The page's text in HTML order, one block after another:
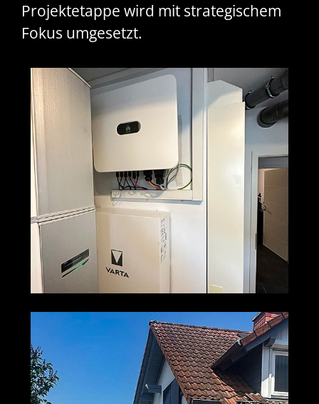
Projektetappe wird mit strategischem
Fokus umgesetzt.